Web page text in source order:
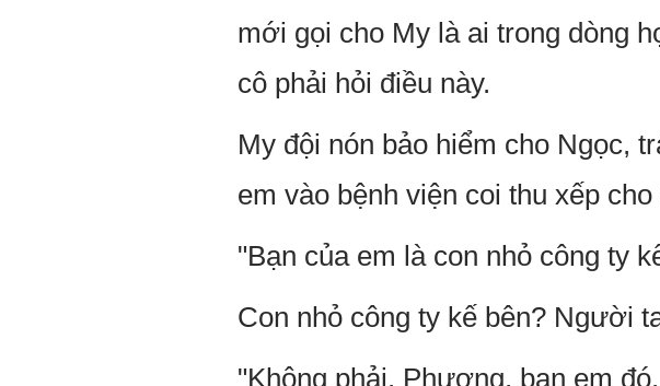
mới gọi cho My là ai trong dòng
cô phải hỏi điều này.
My đội nón bảo hiểm cho Ngọc,
em vào bệnh viện coi thu xếp cho
"Bạn của em là con nhỏ công ty
Con nhỏ công ty kế bên? Người
"Không phải, Phương, bạn em